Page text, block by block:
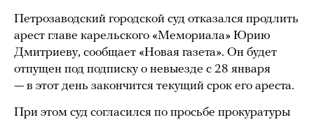
Петрозаводский городской суд отказался продлить
арест главе карельского «Мемориала» Юрию
Дмитриеву, сообщает «Новая газета». Он будет
отпущен под подписку о невыезде с 28 января
— в этот день закончится текущий срок его ареста.
При этом суд согласился по просьбе прокуратуры